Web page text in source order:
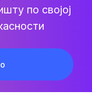
по својој